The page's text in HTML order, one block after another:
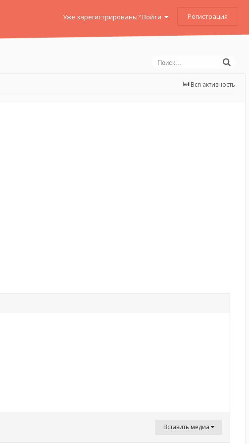
Уже зарегистрированы? Войти Регистрация
Вся активность
Вставить медиа